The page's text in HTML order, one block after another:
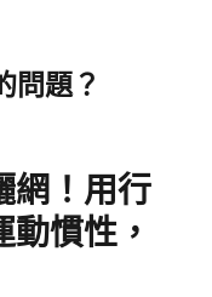
問題？
網！用行
慣性，